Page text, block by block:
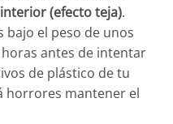
(efecto teja).
bajo el peso de unos
antes de intentar
de plástico de tu
horrores mantener el